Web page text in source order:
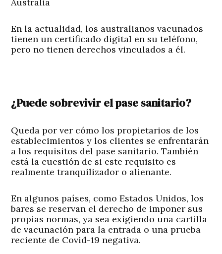
En la actualidad, los australianos vacunados
tienen un certificado digital en su teléfono,
pero no tienen derechos vinculados a él.
¿Puede sobrevivir el pase sanitario?
Queda por ver cómo los propietarios de los
establecimientos y los clientes se enfrentarán
a los requisitos del pase sanitario. También
está la cuestión de si este requisito es
realmente tranquilizador o alienante.
En algunos países, como Estados Unidos, los
bares se reservan el derecho de imponer sus
propias normas, ya sea exigiendo una cartilla
de vacunación para la entrada o una prueba
reciente de Covid-19 negativa.